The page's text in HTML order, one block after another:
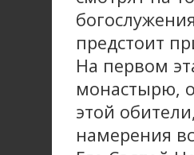
предстоит
На первом
монастырю,
этой
намерения